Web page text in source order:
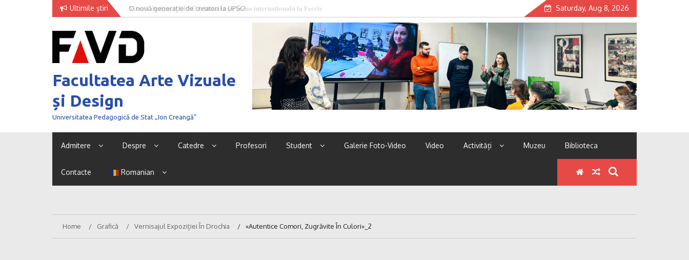
Ultimile știri O nouă generație de creatori la UPSC! Saturday, Aug 8, 2026
Facultatea Arte Vizuale
și Design
Universitatea Pedagogică de Stat „Ion Creangă”
Admitere Despre Catedre Profesori Student Galerie Foto-Video Video Activități Muzeu Biblioteca
Contacte Romanian
Home Grafică Vernisajul Expoziției În Drochia «Autentice Comori, Zugrăvite În Culori»_2